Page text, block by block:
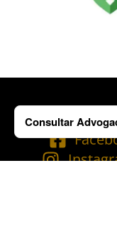
Consultar